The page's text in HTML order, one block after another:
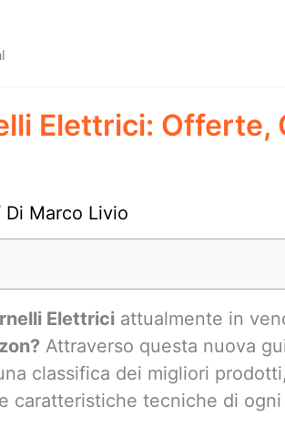
Elettrici: Offerte,
Di Marco Livio
Elettrici attualmente in
Attraverso questa nuova
classifica dei migliori
caratteristiche tecniche di ogni